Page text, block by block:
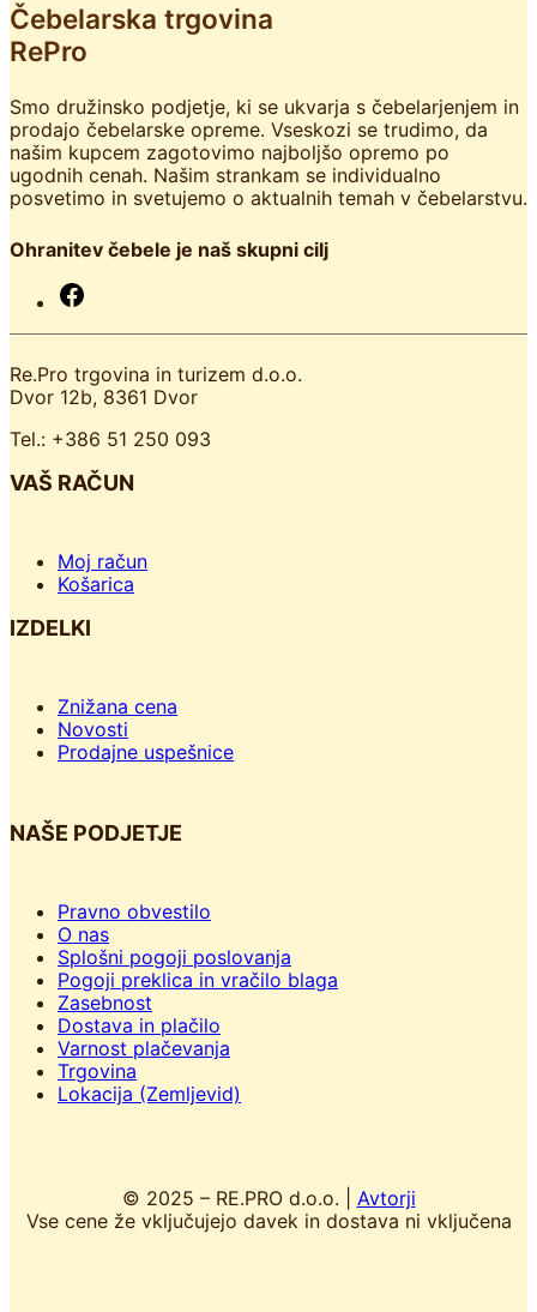
Čebelarska trgovina
RePro
Smo družinsko podjetje, ki se ukvarja s čebelarjenjem in
prodajo čebelarske opreme. Vseskozi se trudimo, da
našim kupcem zagotovimo najboljšo opremo po
ugodnih cenah. Našim strankam se individualno
posvetimo in svetujemo o aktualnih temah v čebelarstvu.
Ohranitev čebele je naš skupni cilj
c
b
o
o
k
Re.Pro trgovina in turizem d.o.o.
Dvor 12b, 8361 Dvor
Tel.: +386 51 250 093
VAŠ RAČUN
Moj račun
Košarica
IZDELKI
Znižana cena
Novosti
Prodajne uspešnice
NAŠE PODJETJE
Pravno obvestilo
O nas
Splošni pogoji poslovanja
Pogoji preklica in vračilo blaga
Zasebnost
Dostava in plačilo
Varnost plačevanja
Trgovina
Lokacija (Zemljevid)
© 2025 – RE.PRO d.o.o. | Avtorji
Vse cene že vključujejo davek in dostava ni vključena